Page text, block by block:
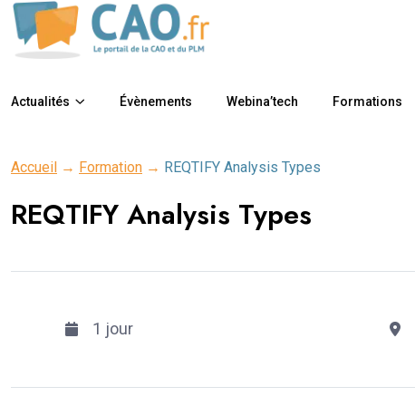
Actualités Évènements Webina’tech Formations
Accueil → Formation → REQTIFY Analysis Types
REQTIFY Analysis Types
1 jour